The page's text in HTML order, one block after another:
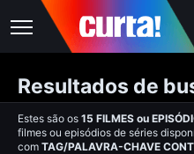
Resultados de
Estes são os 15 FILMES ou
filmes ou episódios de séries
com TAG/PALAVRA-CHAVE